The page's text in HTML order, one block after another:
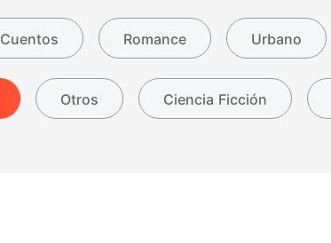
Cuentos Romance Urbano
Otros Ciencia Ficción